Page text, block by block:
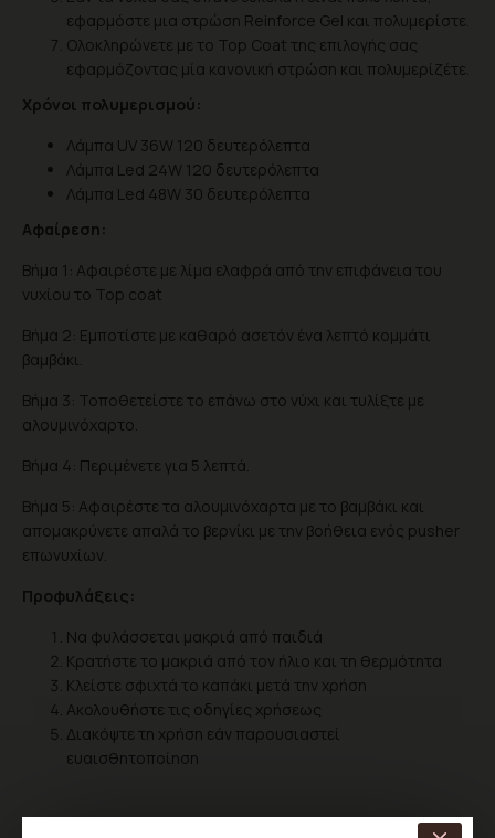
εφαρμόστε μια στρώση Reinforce Gel και πολυμερίστε.
Ολοκληρώνετε με το Top Coat της επιλογής σας
εφαρμόζοντας μία κανονική στρώση και πολυμερίζέτε.
Χρόνοι πολυμερισμού:
Λάμπα UV 36W 120 δευτερόλεπτα
Λάμπα Led 24W 120 δευτερόλεπτα
Λάμπα Led 48W 30 δευτερόλεπτα
Αφαίρεση:
Βήμα 1: Αφαιρέστε με λίμα ελαφρά από την επιφάνεια του
νυχίου το Top coat
Βήμα 2: Εμποτίστε με καθαρό ασετόν ένα λεπτό κομμάτι
βαμβάκι.
Βήμα 3: Τοποθετείστε το επάνω στο νύχι και τυλίξτε με
αλουμινόχαρτο.
Βήμα 4: Περιμένετε για 5 λεπτά.
Βήμα 5: Αφαιρέστε τα αλουμινόχαρτα με το βαμβάκι και
απομακρύνετε απαλά το βερνίκι με την βοήθεια ενός pusher
επωνυχίων.
Προφυλάξεις:
Να φυλάσσεται μακριά από παιδιά
Κρατήστε το μακριά από τον ήλιο και τη θερμότητα
Κλείστε σφιχτά το καπάκι μετά την χρήση
Ακολουθήστε τις οδηγίες χρήσεως
Διακόψτε τη χρήση εάν παρουσιαστεί
ευαισθητοποίηση